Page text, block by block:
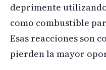
deprimente
como combustible
Esas reacciones son
pierden la mayor